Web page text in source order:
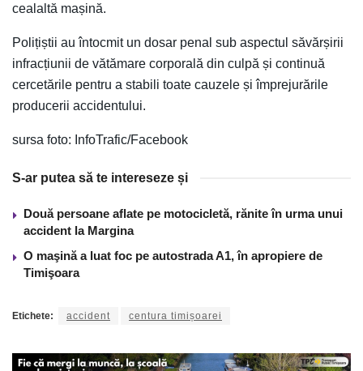
cealaltă mașină.
Polițiștii au întocmit un dosar penal sub aspectul săvărșirii
infracțiunii de vătămare corporală din culpă și continuă
cercetările pentru a stabili toate cauzele și împrejurările
producerii accidentului.
sursa foto: InfoTrafic/Facebook
S-ar putea să te intereseze și
Două persoane aflate pe motocicletă, rănite în urma unui
accident la Margina
O maşină a luat foc pe autostrada A1, în apropiere de
Timişoara
Etichete: accident centura timișoarei